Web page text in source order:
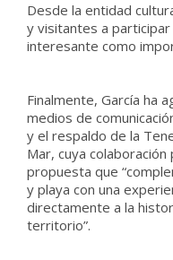
Desde la entidad
y visitantes a
interesante como
Finalmente, García ha
medios de
y el respaldo de la
Mar, cuya
propuesta que
y playa con una
directamente a la
territorio”.